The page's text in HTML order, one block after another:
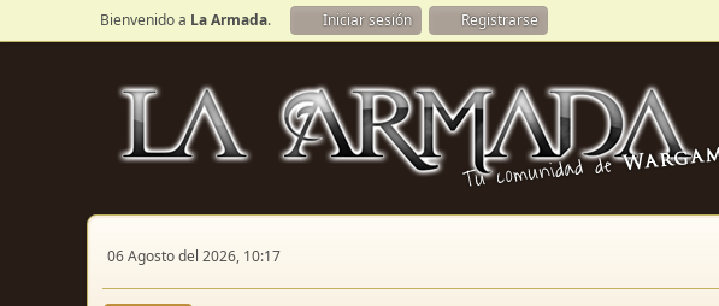
Bienvenido a La Armada. Iniciar sesión Registrarse
06 Agosto del 2026, 10:17